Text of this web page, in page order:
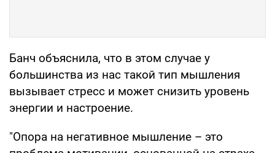
Банч объяснила, что в этом случае у
большинства из нас такой тип мышления
вызывает стресс и может снизить уровень
энергии и настроение.
"Опора на негативное мышление – это